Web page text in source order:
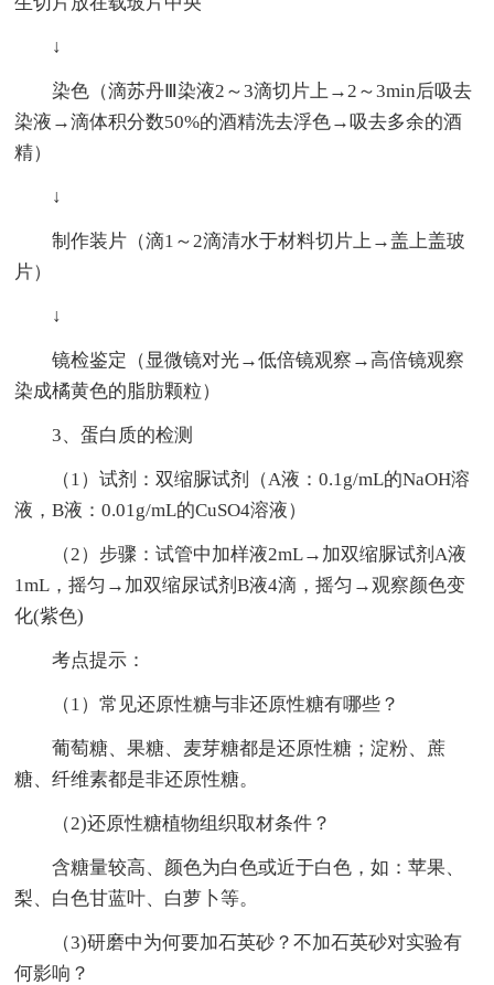
↓
染色（滴苏丹Ⅲ染液2～3滴切片上→2～3min后吸去
染液→滴体积分数50%的酒精洗去浮色→吸去多余的酒
精）
↓
制作装片（滴1～2滴清水于材料切片上→盖上盖玻
片）
↓
镜检鉴定（显微镜对光→低倍镜观察→高倍镜观察
染成橘黄色的脂肪颗粒）
3、蛋白质的检测
（1）试剂：双缩脲试剂（A液：0.1g/mL的NaOH溶
液，B液：0.01g/mL的CuSO4溶液）
（2）步骤：试管中加样液2mL→加双缩脲试剂A液
1mL，摇匀→加双缩尿试剂B液4滴，摇匀→观察颜色变
化(紫色)
考点提示：
（1）常见还原性糖与非还原性糖有哪些？
葡萄糖、果糖、麦芽糖都是还原性糖；淀粉、蔗
糖、纤维素都是非还原性糖。
（2)还原性糖植物组织取材条件？
含糖量较高、颜色为白色或近于白色，如：苹果、
梨、白色甘蓝叶、白萝卜等。
（3)研磨中为何要加石英砂？不加石英砂对实验有
何影响？